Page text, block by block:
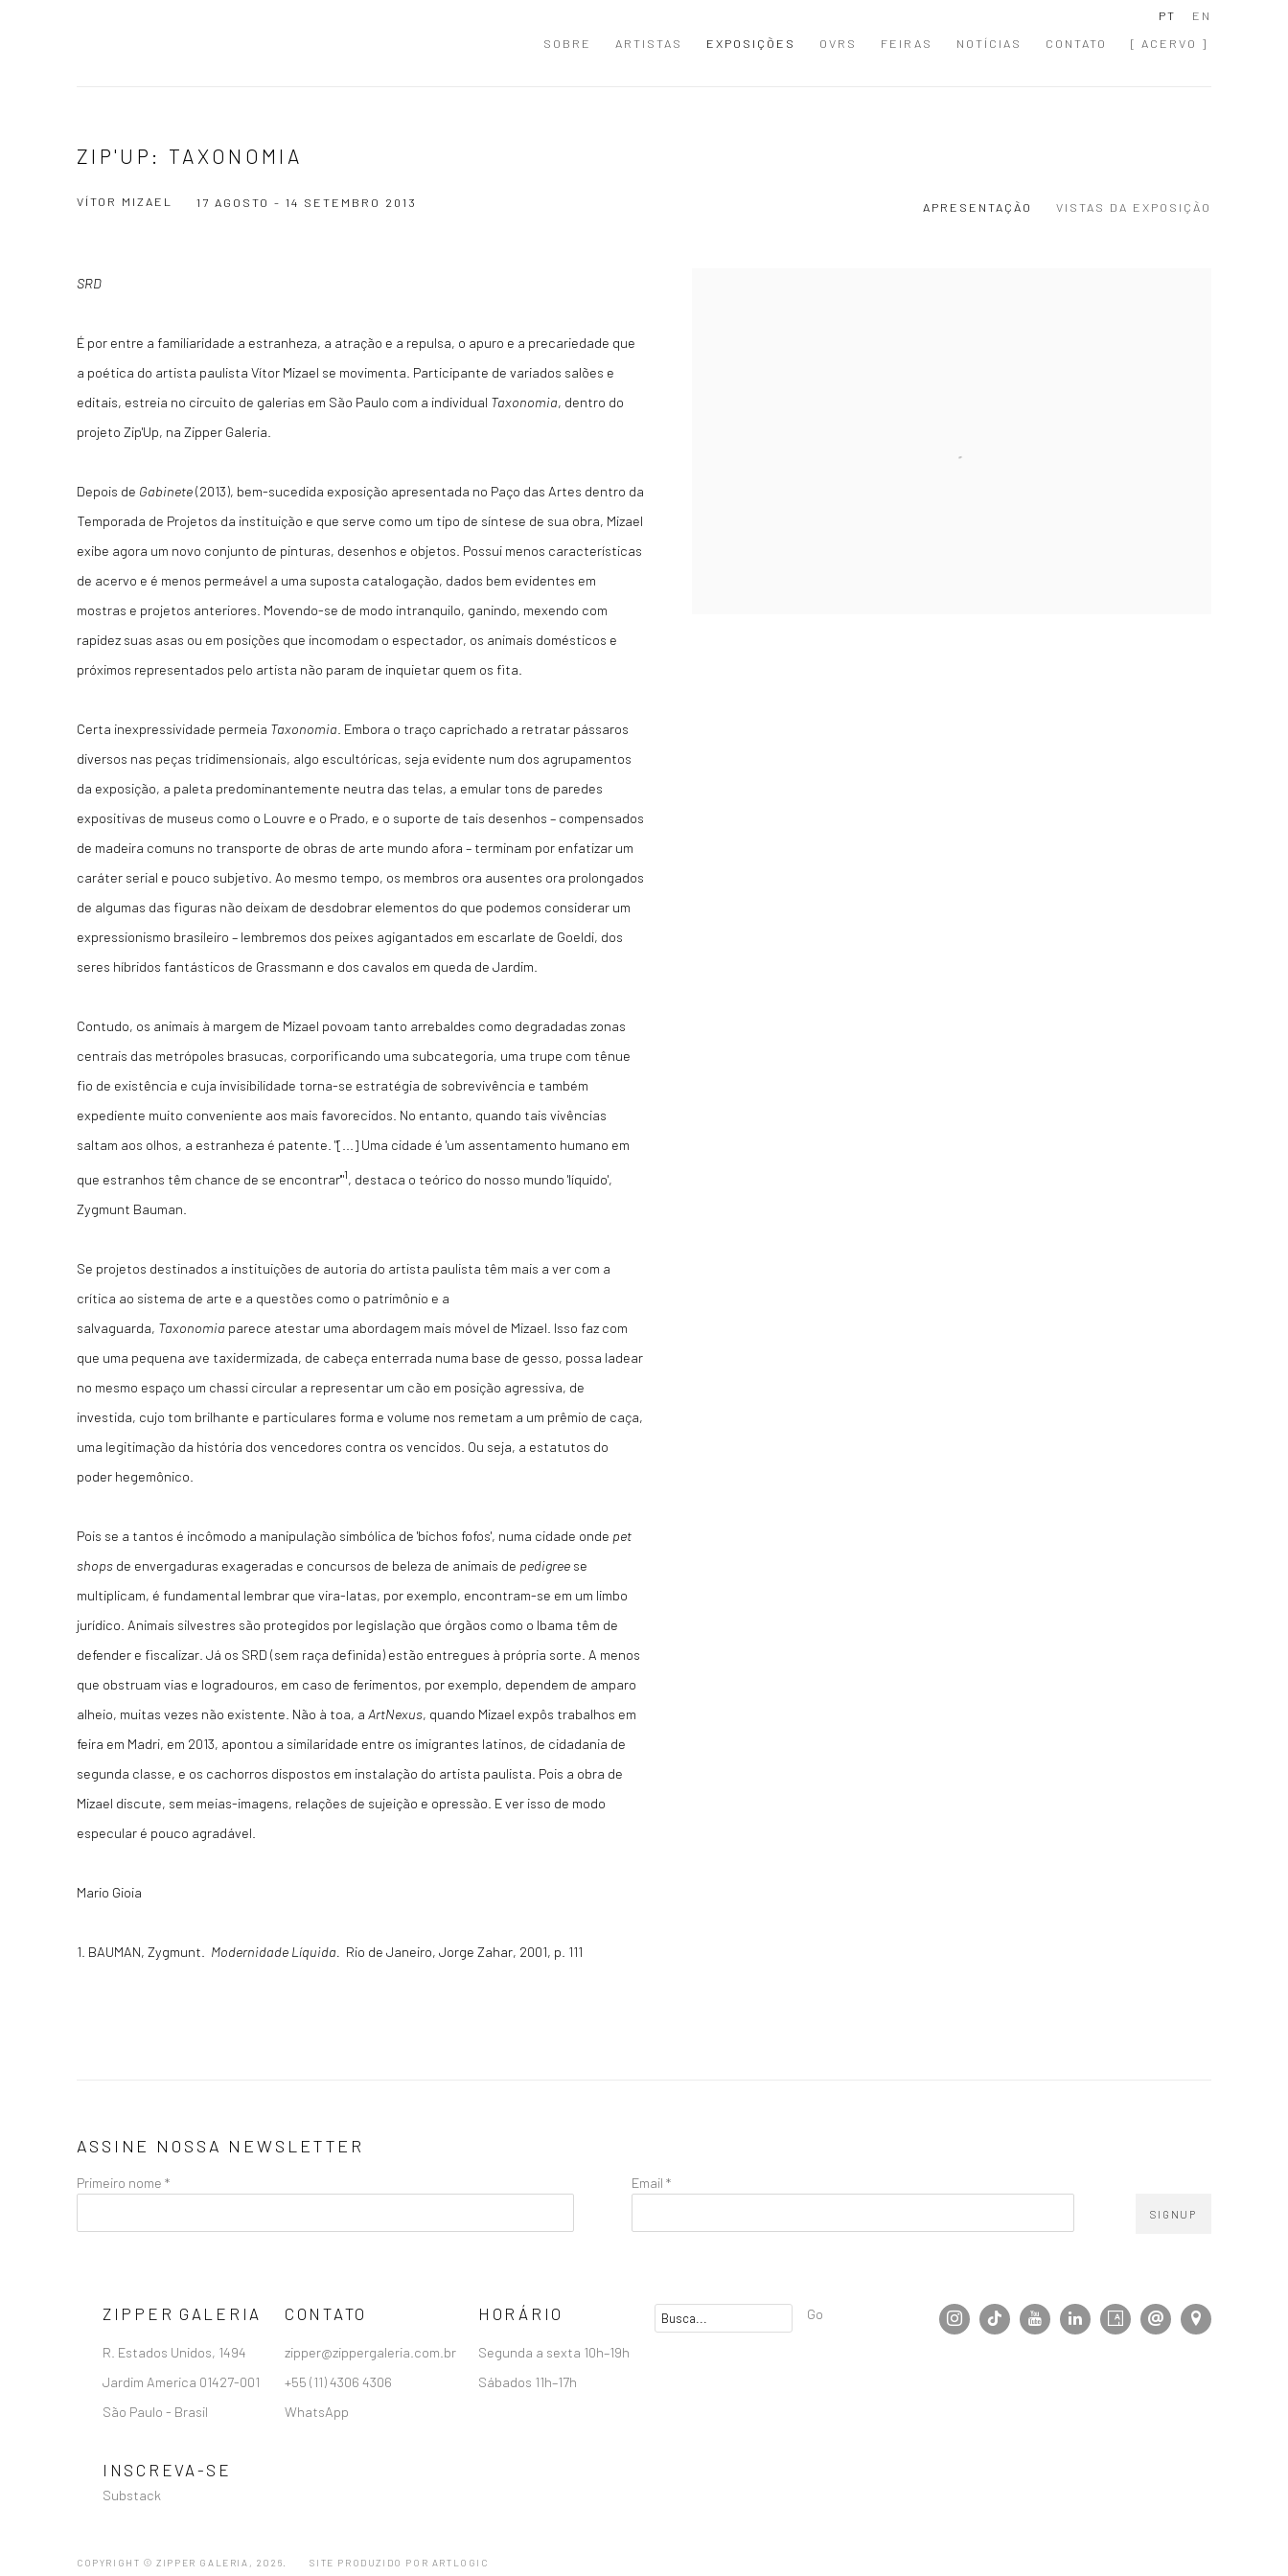
SOBRE ARTISTAS EXPOSIÇÕES OVRS FEIRAS NOTÍCIAS CONTATO [ ACERVO ]
PT EN
ZIP'UP: TAXONOMIA
VÍTOR MIZAEL 17 AGOSTO - 14 SETEMBRO 2013 APRESENTAÇÃO VISTAS DA EXPOSIÇÃO
SRD
É por entre a familiaridade a estranheza, a atração e a repulsa, o apuro e a precariedade que
a poética do artista paulista Vítor Mizael se movimenta. Participante de variados salões e
editais, estreia no circuito de galerias em São Paulo com a individual Taxonomia, dentro do
projeto Zip'Up, na Zipper Galeria.
Depois de Gabinete(2013), bem-sucedida exposição apresentada no Paço das Artes dentro da
Temporada de Projetos da instituição e que serve como um tipo de síntese de sua obra, Mizael
exibe agora um novo conjunto de pinturas, desenhos e objetos. Possui menos características
de acervo e é menos permeável a uma suposta catalogação, dados bem evidentes em
mostras e projetos anteriores. Movendo-se de modo intranquilo, ganindo, mexendo com
rapidez suas asas ou em posições que incomodam o espectador, os animais domésticos e
próximos representados pelo artista não param de inquietar quem os fita.
Certa inexpressividade permeia Taxonomia . Embora o traço caprichado a retratar pássaros
diversos nas peças tridimensionais, algo escultóricas, seja evidente num dos agrupamentos
da exposição, a paleta predominantemente neutra das telas, a emular tons de paredes
expositivas de museus como o Louvre e o Prado, e o suporte de tais desenhos – compensados
de madeira comuns no transporte de obras de arte mundo afora – terminam por enfatizar um
caráter serial e pouco subjetivo. Ao mesmo tempo, os membros ora ausentes ora prolongados
de algumas das figuras não deixam de desdobrar elementos do que podemos considerar um
expressionismo brasileiro – lembremos dos peixes agigantados em escarlate de Goeldi, dos
seres híbridos fantásticos de Grassmann e dos cavalos em queda de Jardim.
Contudo, os animais à margem de Mizael povoam tanto arrebaldes como degradadas zonas
centrais das metrópoles brasucas, corporificando uma subcategoria, uma trupe com tênue
fio de existência e cuja invisibilidade torna-se estratégia de sobrevivência e também
expediente muito conveniente aos mais favorecidos. No entanto, quando tais vivências
saltam aos olhos, a estranheza é patente. "[...] Uma cidade é 'um assentamento humano em
que estranhos têm chance de se encontrar'"1, destaca o teórico do nosso mundo 'líquido',
Zygmunt Bauman.
Se projetos destinados a instituições de autoria do artista paulista têm mais a ver com a
crítica ao sistema de arte e a questões como o patrimônio e a
salvaguarda, Taxonomia parece atestar uma abordagem mais móvel de Mizael. Isso faz com
que uma pequena ave taxidermizada, de cabeça enterrada numa base de gesso, possa ladear
no mesmo espaço um chassi circular a representar um cão em posição agressiva, de
investida, cujo tom brilhante e particulares forma e volume nos remetam a um prêmio de caça,
uma legitimação da história dos vencedores contra os vencidos. Ou seja, a estatutos do
poder hegemônico.
Pois se a tantos é incômodo a manipulação simbólica de 'bichos fofos', numa cidade onde pet
shops de envergaduras exageradas e concursos de beleza de animais de pedigree se
multiplicam, é fundamental lembrar que vira-latas, por exemplo, encontram-se em um limbo
jurídico. Animais silvestres são protegidos por legislação que órgãos como o Ibama têm de
defender e fiscalizar. Já os SRD (sem raça definida) estão entregues à própria sorte. A menos
que obstruam vias e logradouros, em caso de ferimentos, por exemplo, dependem de amparo
alheio, muitas vezes não existente. Não à toa, a ArtNexus, quando Mizael expôs trabalhos em
feira em Madri, em 2013, apontou a similaridade entre os imigrantes latinos, de cidadania de
segunda classe, e os cachorros dispostos em instalação do artista paulista. Pois a obra de
Mizael discute, sem meias-imagens, relações de sujeição e opressão. E ver isso de modo
especular é pouco agradável.
Mario Gioia
1. BAUMAN, Zygmunt. Modernidade Líquida. Rio de Janeiro, Jorge Zahar, 2001, p. 111
ASSINE NOSSA NEWSLETTER
Primeiro nome * Email *
SIGNUP
ZIPPER GALERIA
R. Estados Unidos, 1494
Jardim America 01427-001
São Paulo - Brasil
INSCREVA-SE
Substack
CONTATO
zipper@zippergaleria.com.br
+55 (11) 4306 4306
WhatsApp
HORÁRIO
Segunda a sexta 10h–19h
Sábados 11h–17h
Go
COPYRIGHT © ZIPPER GALERIA, 2026. SITE PRODUZIDO POR ARTLOGIC